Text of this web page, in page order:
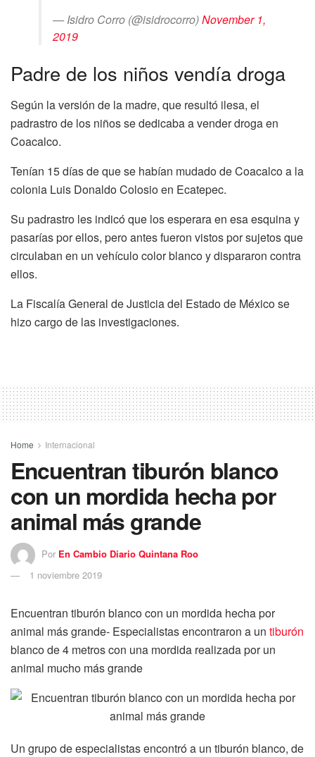
— Isidro Corro (@isidrocorro)November 1,
2019
Padre de los niños vendía droga
Según la versión de la madre, que resultó ilesa, el
padrastro de los niños se dedicaba a vender droga en
Coacalco.
Tenían 15 días de que se habían mudado de Coacalco a la
colonia Luis Donaldo Colosio en Ecatepec.
Su padrastro les indicó que los esperara en esa esquina y
pasarías por ellos, pero antes fueron vistos por sujetos que
circulaban en un vehículo color blanco y dispararon contra
ellos.
La Fiscalía General de Justicia del Estado de México se
hizo cargo de las investigaciones.
Home Internacional
Encuentran tiburón blanco
con un mordida hecha por
animal más grande
Por En Cambio Diario Quintana Roo
1 noviembre 2019
Encuentran tiburón blanco con un mordida hecha por
animal más grande- Especialistas encontraron a un tiburón
blanco de 4 metros con una mordida realizada por un
animal mucho más grande
Un grupo de especialistas encontró a un tiburón blanco, de